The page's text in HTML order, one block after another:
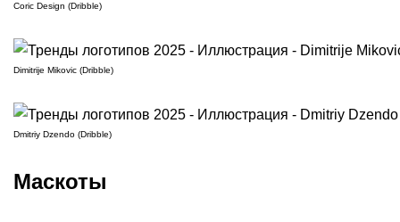
Coric Design (Dribble)
Dimitrije Mikovic (Dribble)
Dmitriy Dzendo (Dribble)
Маскоты